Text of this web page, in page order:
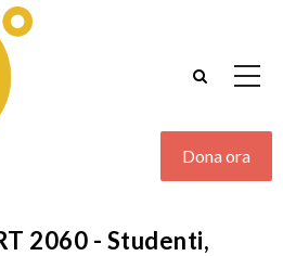
Dona ora
2060 - Studenti,